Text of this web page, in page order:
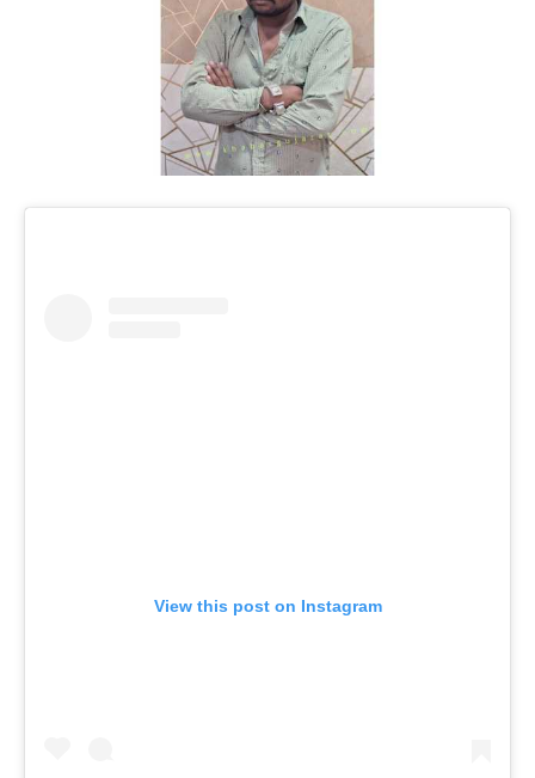
View this post on Instagram